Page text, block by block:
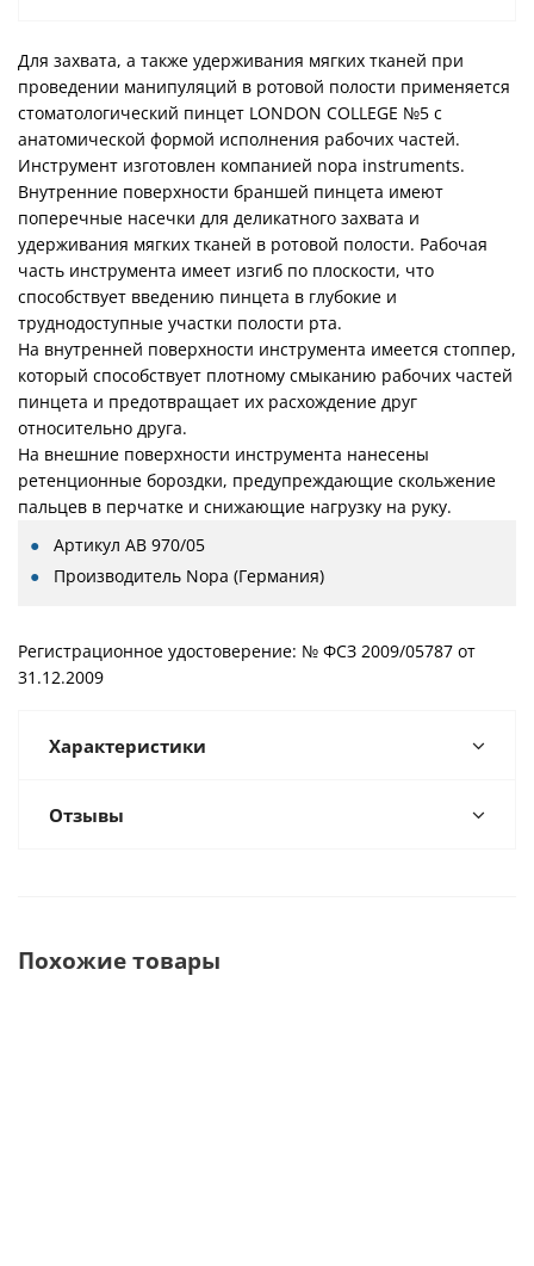
Для захвата, а также удерживания мягких тканей при
проведении манипуляций в ротовой полости применяется
стоматологический пинцет LONDON COLLEGE №5 с
анатомической формой исполнения рабочих частей.
Инструмент изготовлен компанией nopa instruments.
Внутренние поверхности браншей пинцета имеют
поперечные насечки для деликатного захвата и
удерживания мягких тканей в ротовой полости. Рабочая
часть инструмента имеет изгиб по плоскости, что
способствует введению пинцета в глубокие и
труднодоступные участки полости рта.
На внутренней поверхности инструмента имеется стоппер,
который способствует плотному смыканию рабочих частей
пинцета и предотвращает их расхождение друг
относительно друга.
На внешние поверхности инструмента нанесены
ретенционные бороздки, предупреждающие скольжение
пальцев в перчатке и снижающие нагрузку на руку.
Артикул AB 970/05
Производитель Nopa (Германия)
Регистрационное удостоверение: № ФСЗ 2009/05787 от
31.12.2009
Характеристики
Отзывы
Похожие товары